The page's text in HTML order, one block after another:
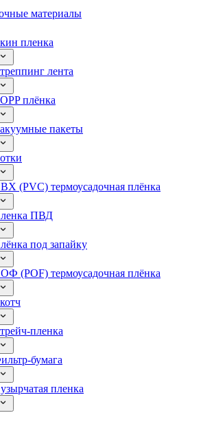
материалы
пленка
лента
плёнка
пакеты
(PVC) термоусадочная плёнка
ПВД
под запайку
(POF) термоусадочная плёнка
пленка
бумага
пленка